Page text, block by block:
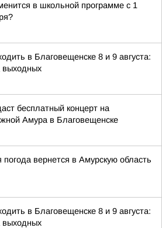
в школьной программе с 1
в Благовещенске 8 и 9 августа:
бесплатный концерт на
Амура в Благовещенске
погода вернется в Амурскую область
в Благовещенске 8 и 9 августа: